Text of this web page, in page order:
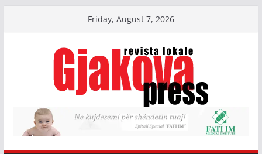
Friday, August 7, 2026